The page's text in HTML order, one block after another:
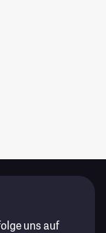
uns auf